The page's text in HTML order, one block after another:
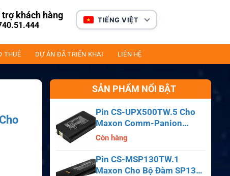
trợ khách hàng TIẾNG VIỆT
THUÊ DỰ ÁN ĐÃ TRIỂN KHAI LIÊN HỆ
SẢN PHẨM NỔI BẬT
Pin CS-UPX500TW.5 Cho
Maxon Comm-Panion
CP0150, CP0511, CP0515
Còn hàng
Pin CS-MSP130TW.1
Maxon Cho Bộ Đàm SP130,